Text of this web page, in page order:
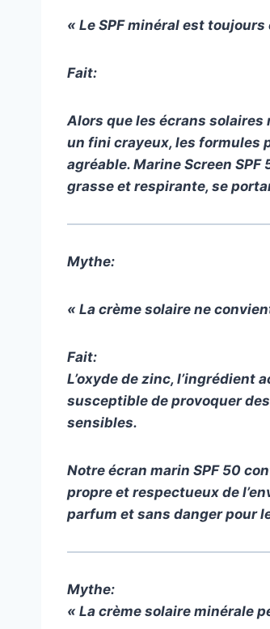
« Le SPF minéral est
Fait:
Alors que les écrans
un fini crayeux, les formules
agréable. Marine Screen
grasse et respirante, se
Mythe:
« La crème solaire ne
Fait:
L’oxyde de zinc, l’ingrédient
susceptible de provoquer
sensibles.
Notre écran marin SPF 50
propre et respectueux de
parfum et sans danger pour
Mythe:
« La crème solaire minérale